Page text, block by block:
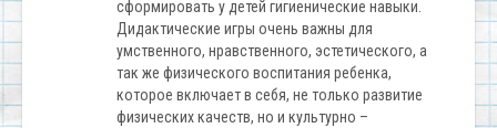
сформировать у детей гигиенические навыки.
Дидактические игры очень важны для
умственного, нравственного, эстетического, а
так же физического воспитания ребенка,
которое включает в себя, не только развитие
физических качеств, но и культурно –